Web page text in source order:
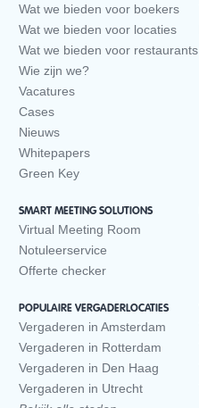
Wat we bieden voor boekers
Wat we bieden voor locaties
Wat we bieden voor restaurants
Wie zijn we?
Vacatures
Cases
Nieuws
Whitepapers
Green Key
SMART MEETING SOLUTIONS
Virtual Meeting Room
Notuleerservice
Offerte checker
POPULAIRE VERGADERLOCATIES
Vergaderen in Amsterdam
Vergaderen in Rotterdam
Vergaderen in Den Haag
Vergaderen in Utrecht